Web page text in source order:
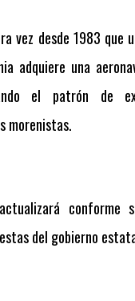
vez desde 1983 que
adquiere una
el patrón de
morenistas.
conforme
del gobierno